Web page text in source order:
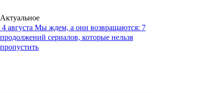
Актуальное
4 августа Мы ждем, а они возвращаются: 7
продолжений сериалов, которые нельзя
пропустить